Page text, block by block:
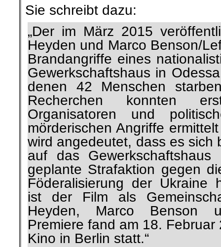
Sie schreibt dazu:
„Der im März 2015
Heyden und Marco Benson/
Brandangriffe eines
Gewerkschaftshaus in
denen 42 Menschen
Recherchen konnten
Organisatoren und
mörderischen Angriffe
wird angedeutet, dass es sich
auf das
geplante Strafaktion gegen
Föderalisierung der Ukraine
ist der Film als
Heyden, Marco Benson
Premiere fand am 18.
Kino in Berlin statt.“